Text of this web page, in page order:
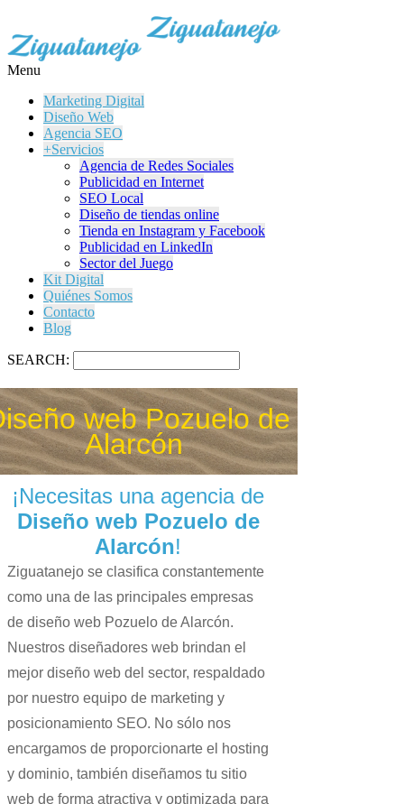
Menu
Marketing Digital
Diseño Web
Agencia SEO
+Servicios
Agencia de Redes Sociales
Publicidad en Internet
SEO Local
Diseño de tiendas online
Tienda en Instagram y Facebook
Publicidad en LinkedIn
Sector del Juego
Kit Digital
Quiénes Somos
Contacto
Blog
SEARCH:
web Pozuelo de
Alarcón
¡Necesitas una agencia de
Diseño web Pozuelo de
Alarcón!
Ziguatanejo se clasifica constantemente
como una de las principales empresas
de diseño web Pozuelo de Alarcón.
Nuestros diseñadores web brindan el
mejor diseño web del sector, respaldado
por nuestro equipo de marketing y
posicionamiento SEO. No sólo nos
encargamos de proporcionarte el hosting
y dominio, también diseñamos tu sitio
web de forma atractiva y optimizada para